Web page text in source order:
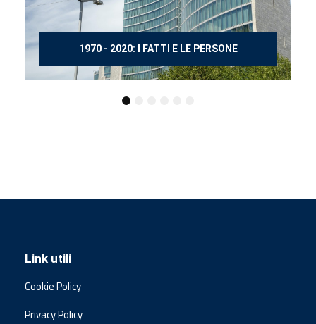
150 ANNI DOPO MANZONI
Link utili
Cookie Policy
Privacy Policy